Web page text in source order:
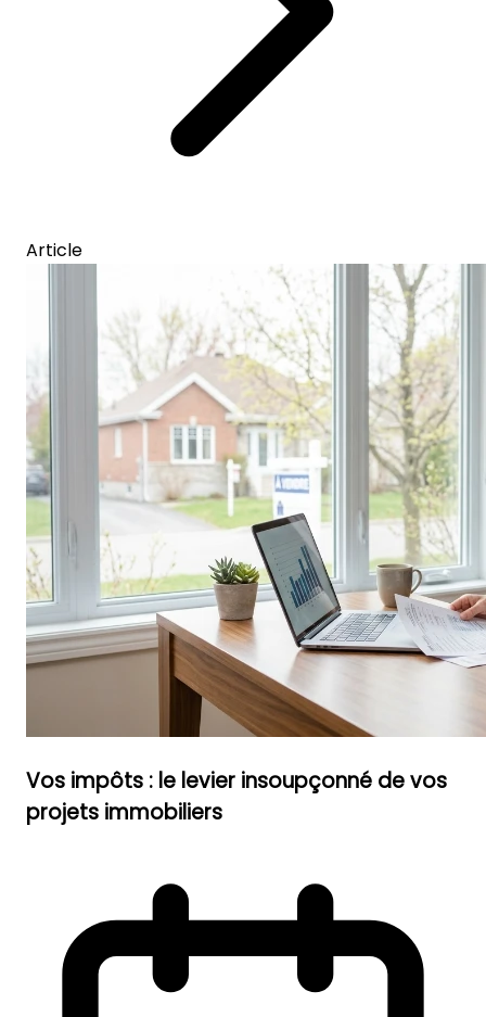
Article
Vos impôts : le levier insoupçonné de vos
projets immobiliers